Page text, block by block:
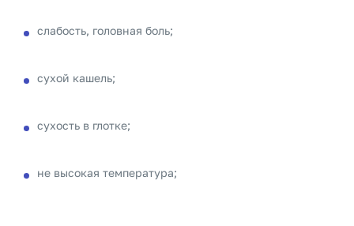
слабость, головная боль;
сухой кашель;
сухость в глотке;
не высокая температура;